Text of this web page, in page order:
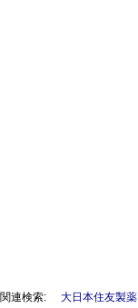
関連検索: 大日本住友製薬